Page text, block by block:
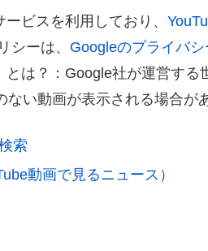
ビスを利用しており、
シーは、 Googleのプライバ
は？：Google社が運営する
い動画が表示される場合が
索
動画で見るニュース）